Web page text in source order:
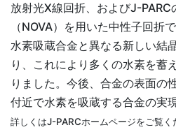
放射光X線回折、およびJ-PARC
（NOVA）を用いた中性子回折
水素吸蔵合金と異なる新しい結
り、これにより多くの水素を蓄
りました。今後、合金の表面の
付近で水素を吸蔵する合金の実
詳しくはJ-PARCホームページをご覧く